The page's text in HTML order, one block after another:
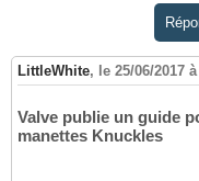
LittleWhite, le 25/06/2017
Valve publie un guide
manettes Knuckles